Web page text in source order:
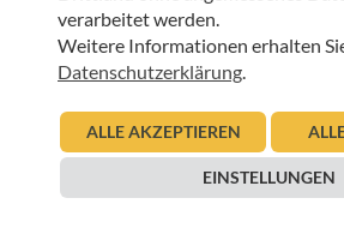
UNSER NEWSLETTER:
ANMELDEN
verarbeitet werden.
Weitere Informationen erhalten
Datenschutzerklärung.
ALLE AKZEPTIEREN
EINSTELLUNGEN